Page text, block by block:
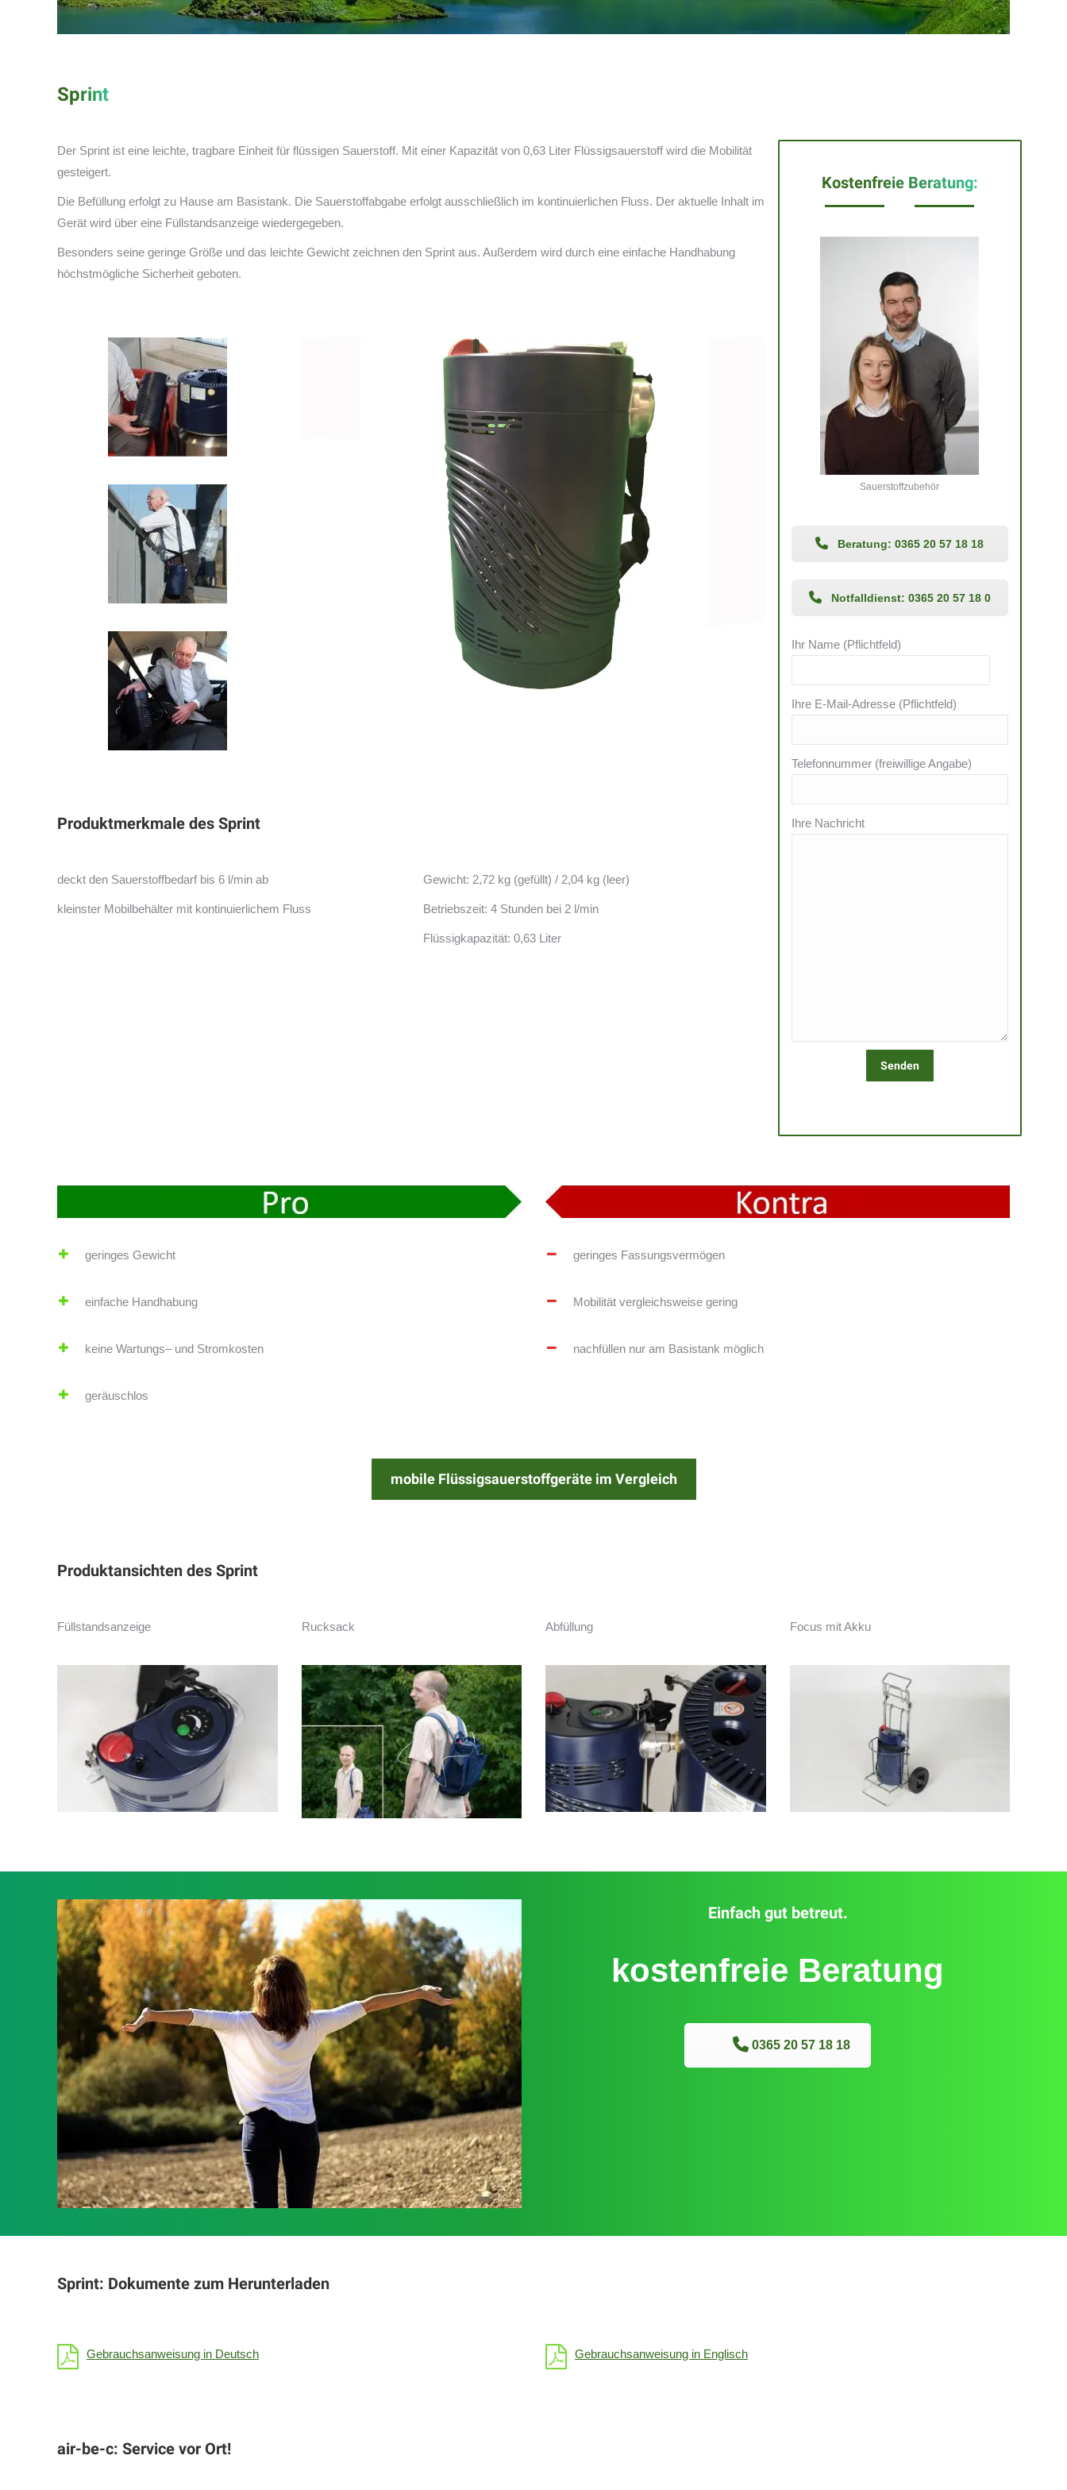
Sprint
Der Sprint ist eine leichte, tragbare Einheit für flüssigen Sauerstoff. Mit einer Kapazität von 0,63 Liter Flüssigsauerstoff wird die Mobilität
gesteigert.
Die Befüllung erfolgt zu Hause am Basistank. Die Sauerstoffabgabe erfolgt ausschließlich im kontinuierlichen Fluss. Der aktuelle Inhalt im
Gerät wird über eine Füllstandsanzeige wiedergegeben.
Besonders seine geringe Größe und das leichte Gewicht zeichnen den Sprint aus. Außerdem wird durch eine einfache Handhabung
höchstmögliche Sicherheit geboten.
Produktmerkmale des Sprint
deckt den Sauerstoffbedarf bis 6 l/min ab
kleinster Mobilbehälter mit kontinuierlichem Fluss
Gewicht: 2,72 kg (gefüllt) / 2,04 kg (leer)
Betriebszeit: 4 Stunden bei 2 l/min
Flüssigkapazität: 0,63 Liter
Kostenfreie Beratung:
Sauerstoffzubehör
Beratung: 0365 20 57 18 18
Notfalldienst: 0365 20 57 18 0
Ihr Name (Pflichtfeld)
Ihre E-Mail-Adresse (Pflichtfeld)
Telefonnummer (freiwillige Angabe)
Ihre Nachricht
geringes Gewicht
einfache Handhabung
keine Wartungs– und Stromkosten
geräuschlos
geringes Fassungsvermögen
Mobilität vergleichsweise gering
nachfüllen nur am Basistank möglich
mobile Flüssigsauerstoffgeräte im Vergleich
Produktansichten des Sprint
Füllstandsanzeige Rucksack Abfüllung Focus mit Akku
Einfach gut betreut.
kostenfreie Beratung
0365 20 57 18 18
Sprint: Dokumente zum Herunterladen
Gebrauchsanweisung in Deutsch Gebrauchsanweisung in Englisch
air-be-c: Service vor Ort!